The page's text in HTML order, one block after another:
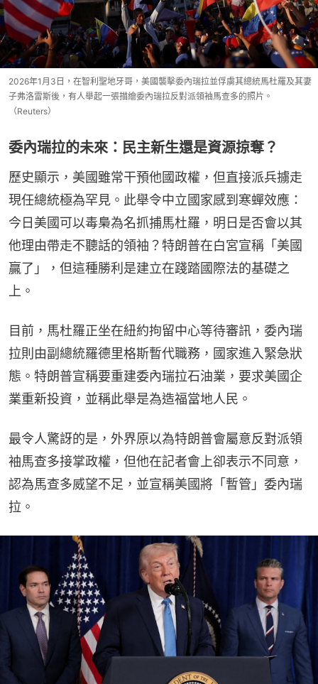
2026年1月3日，在智利聖地牙哥，美國襲擊委內瑞拉並俘虜其總統馬杜羅及其妻
子弗洛雷斯後，有人舉起一張描繪委內瑞拉反對派領袖馬查多的照片。
（Reuters）
委內瑞拉的未來：民主新生還是資源掠奪？
歷史顯示，美國雖常干預他國政權，但直接派兵擄走
現任總統極為罕見。此舉令中立國家感到寒蟬效應：
今日美國可以毒梟為名抓捕馬杜羅，明日是否會以其
他理由帶走不聽話的領袖？特朗普在白宮宣稱「美國
贏了」，但這種勝利是建立在踐踏國際法的基礎之
上。
目前，馬杜羅正坐在紐約拘留中心等待審訊，委內瑞
拉則由副總統羅德里格斯暫代職務，國家進入緊急狀
態。特朗普宣稱要重建委內瑞拉石油業，要求美國企
業重新投資，並稱此舉是為造福當地人民。
最令人驚訝的是，外界原以為特朗普會屬意反對派領
袖馬查多接掌政權，但他在記者會上卻表示不同意，
認為馬查多威望不足，並宣稱美國將「暫管」委內瑞
拉。